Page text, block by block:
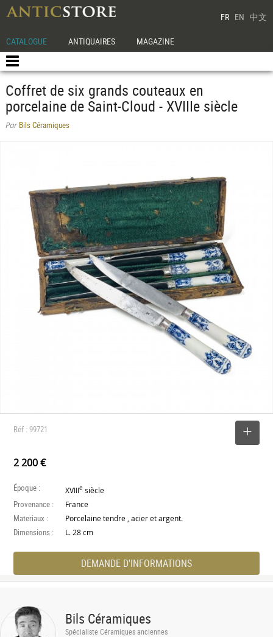
FR EN 中文
CATALOGUE ANTIQUAIRES MAGAZINE
Coffret de six grands couteaux en
porcelaine de Saint-Cloud - XVIIIe siècle
ParBils Céramiques
Réf : 99721
2 200 €
Époque : XVIIIe siècle
Provenance : France
Materiaux : Porcelaine tendre , acier et argent.
Dimensions : L. 28 cm
DEMANDE D'INFORMATIONS
Bils Céramiques
Spécialiste Céramiques anciennes